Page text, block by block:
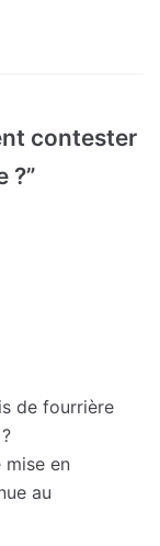
contester
?”
de fourrière
mise en
au